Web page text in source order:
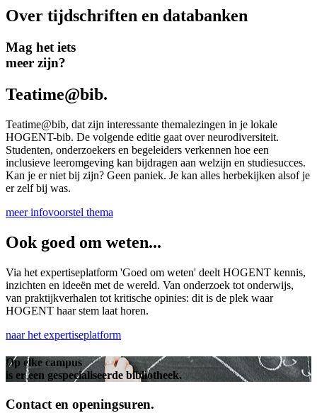
Over tijdschriften en databanken
Mag het iets
meer zijn?
Teatime@bib.
Teatime@bib, dat zijn interessante thema­lezingen in je lokale
HOGENT-bib. De volgende editie gaat over neuro­diversiteit.
Studenten, onder­zoekers en begeleiders verkennen hoe een
inclusieve leer­omgeving kan bijdragen aan welzijn en studie­succes.
Kan je er niet bij zijn? Geen paniek. Je kan alles herbekijken alsof je
er zelf bij was.
meer infovoorstel thema
Ook goed om weten...
Via het expertiseplatform 'Goed om weten' deelt HOGENT kennis,
inzichten en ideeën met de wereld. Van onderzoek tot onderwijs,
van praktijkverhalen tot kritische opinies: dit is de plek waar
HOGENT haar stem laat horen.
naar het expertiseplatform
Op elke campus
is er een gespecialiseerde bibliotheek.
Contact en openingsuren.